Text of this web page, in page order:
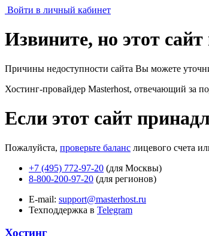
Войти в личный кабинет
Извините, но этот
Причины недоступности сайта Вы можете
Хостинг-провайдер Masterhost, отвечающий за
Если этот сайт
Пожалуйста, проверьте баланс лицевого счета
+7 (495) 772-97-20 (для Москвы)
8-800-200-97-20 (для регионов)
E-mail: support@masterhost.ru
Техподдержка в Telegram
Хостинг